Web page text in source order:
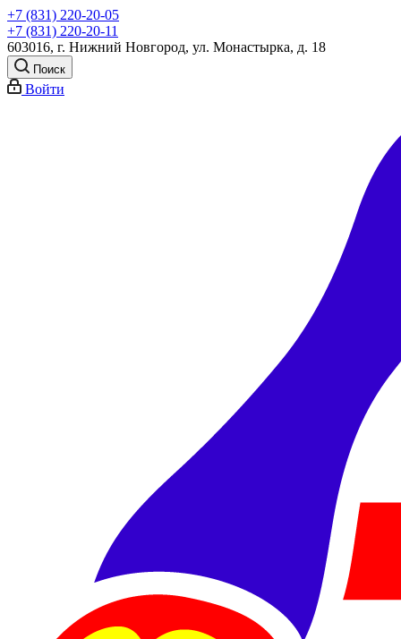
+7 (831) 220-20-05
+7 (831) 220-20-11
603016, г. Нижний Новгород, ул. Монастырка, д. 18
Поиск
Войти